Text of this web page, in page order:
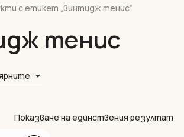
с етикет „винтидж тенис“
тенис
Показване на единствения резултат